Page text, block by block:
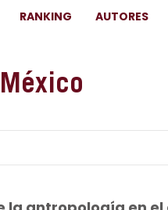
RANKING AUTORES